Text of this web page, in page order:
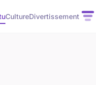
CultureDivertissement